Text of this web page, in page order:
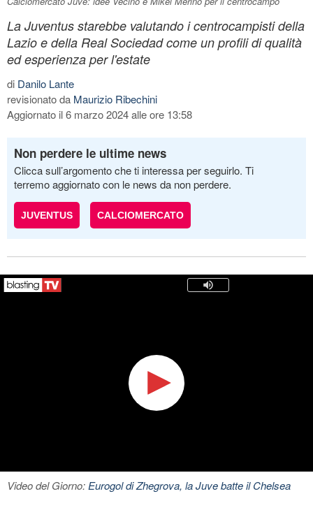
La Juventus starebbe valutando i centrocampisti della
Lazio e della Real Sociedad come un profili di qualità
ed esperienza per l'estate
di Danilo Lante
revisionato da Maurizio Ribechini
Aggiornato il 6 marzo 2024 alle ore 13:58
Non perdere le ultime news
Clicca sull’argomento che ti interessa per seguirlo. Ti
terremo aggiornato con le news da non perdere.
JUVENTUS CALCIOMERCATO
Video del Giorno:Eurogol di Zhegrova, la Juve batte il Chelsea